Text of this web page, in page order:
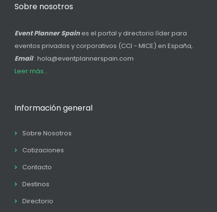
Sobre nosotros
Event Planner Spain es el portal y directorio líder para
eventos privados y corporativos (CCI - MICE) en España,
Email: hola@eventplannerspain.com
Leer más...
Información general
Sobre Nosotros
Cotizaciones
Contacto
Destinos
Directorio